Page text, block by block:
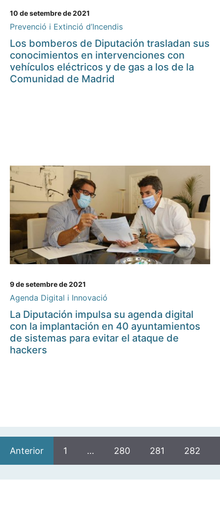
10 de setembre de 2021
Prevenció i Extinció d’Incendis
Los bomberos de Diputación trasladan sus
conocimientos en intervenciones con
vehículos eléctricos y de gas a los de la
Comunidad de Madrid
9 de setembre de 2021
Agenda Digital i Innovació
La Diputación impulsa su agenda digital
con la implantación en 40 ayuntamientos
de sistemas para evitar el ataque de
hackers
Anterior 1 … 280 281 282